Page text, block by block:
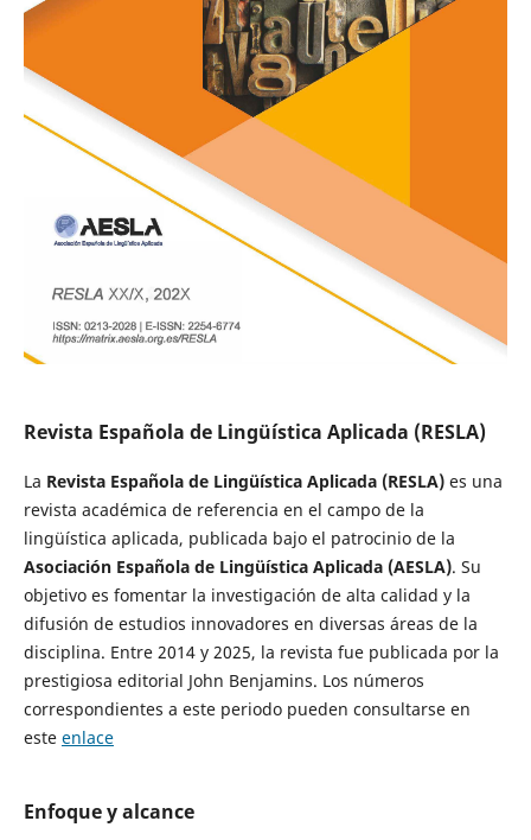
Revista Española de Lingüística Aplicada (RESLA)
La Revista Española de Lingüística Aplicada (RESLA)es una
revista académica de referencia en el campo de la
lingüística aplicada, publicada bajo el patrocinio de la
Asociación Española de Lingüística Aplicada (AESLA). Su
objetivo es fomentar la investigación de alta calidad y la
difusión de estudios innovadores en diversas áreas de la
disciplina. Entre 2014 y 2025, la revista fue publicada por la
prestigiosa editorial John Benjamins. Los números
correspondientes a este periodo pueden consultarse en
este enlace
Enfoque y alcance